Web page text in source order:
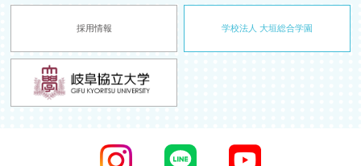
採用情報 学校法人 大垣総合学園